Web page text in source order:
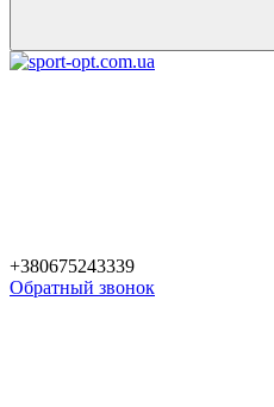
+380675243339
Обратный звонок